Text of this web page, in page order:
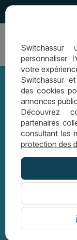
Ouvrir
navigation
personnaliser
votre
Switchassur
des cookies
annonces
Découvrez
partenaires
consultant les
protection des